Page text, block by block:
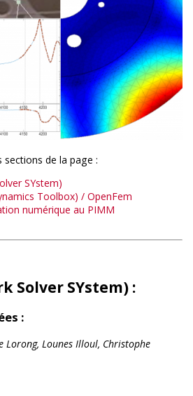
sections de la page :
SYstem)
Toolbox) / OpenFem
numérique au PIMM
Solver SYstem) :
:
Lorong, Lounes Illoul, Christophe